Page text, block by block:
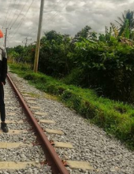
t
á
s